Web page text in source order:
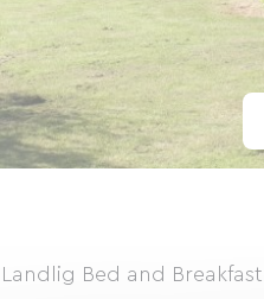
Bed and Breakfast